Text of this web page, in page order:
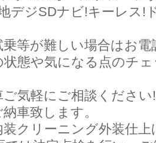
デジSDナビ!キーレス!
等が難しい場合はお
状態や気になる点のチ
気軽にご相談くださ
車致します。
クリーニング外装仕上